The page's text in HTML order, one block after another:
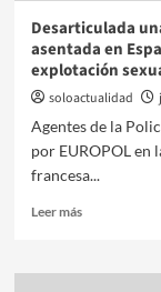
Desarticulada
asentada en
explotación
soloactualidad
Agentes de la
por EUROPOL en
francesa...
Leer más